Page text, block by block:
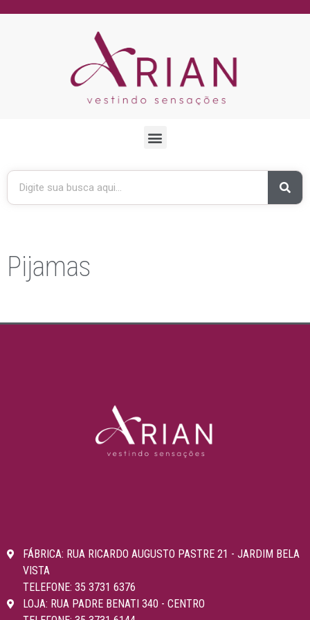
Pijamas
FÁBRICA: RUA RICARDO AUGUSTO PASTRE 21 - JARDIM BELA
VISTA
TELEFONE: 35 3731 6376
LOJA: RUA PADRE BENATI 340 - CENTRO